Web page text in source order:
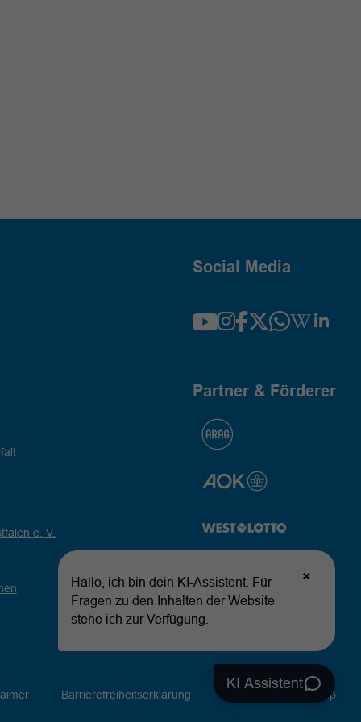
e. V.
Social Media
Partner & Förderer
Barrierefreiheitserklärung Sitemap